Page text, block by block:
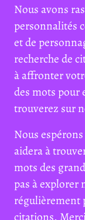
Nous avons
personnalités
et de
recherche de
à affronter
des mots pour
trouverez sur
Nous
aidera à
mots des
pas à explorer
régulièrement
citations.